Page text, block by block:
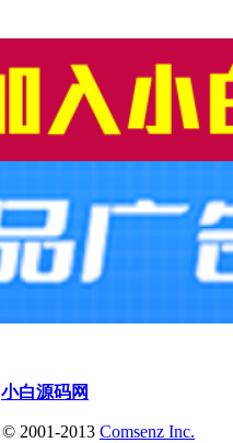
小白源码网
© 2001-2013 Comsenz Inc.